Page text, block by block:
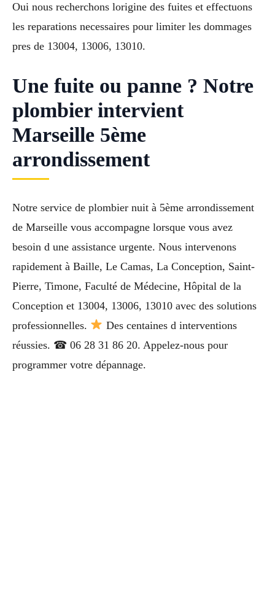
Oui nous recherchons lorigine des fuites et effectuons
les reparations necessaires pour limiter les dommages
pres de 13004, 13006, 13010.
Une fuite ou panne ? Notre
plombier intervient
Marseille 5ème
arrondissement
Notre service de plombier nuit à 5ème arrondissement
de Marseille vous accompagne lorsque vous avez
besoin d une assistance urgente. Nous intervenons
rapidement à Baille, Le Camas, La Conception, Saint-
Pierre, Timone, Faculté de Médecine, Hôpital de la
Conception et 13004, 13006, 13010 avec des solutions
professionnelles.
Des centaines d interventions
réussies. ☎ 06 28 31 86 20. Appelez-nous pour
programmer votre dépannage.